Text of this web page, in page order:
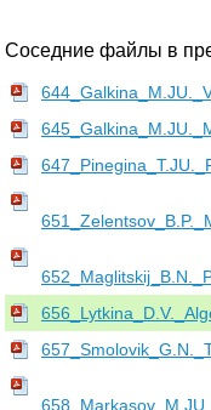
Соседние файлы в